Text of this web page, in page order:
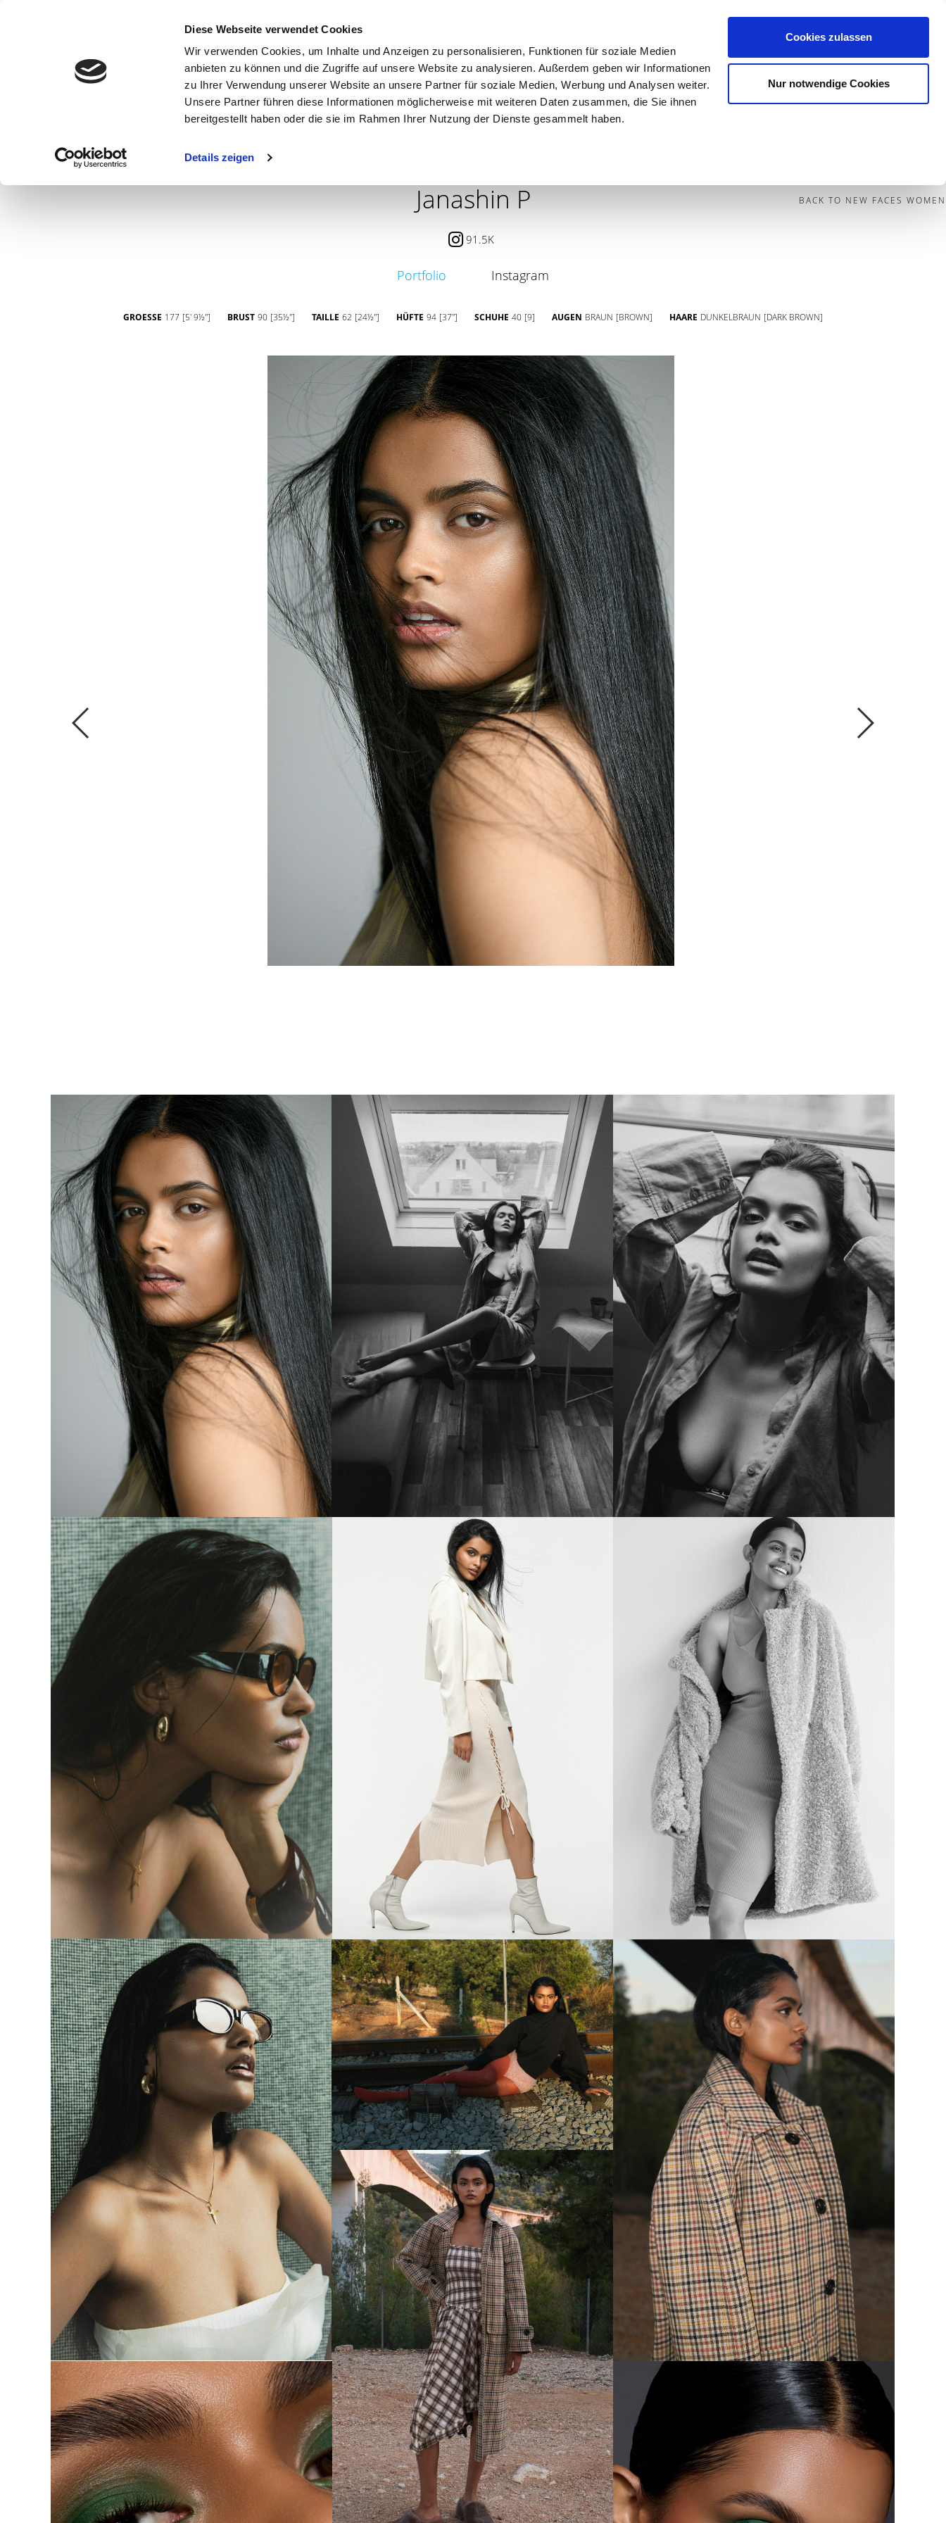
Diese Webseite verwendet Cookies
Wir verwenden Cookies, um Inhalte und Anzeigen zu personalisieren, Funktionen für soziale Medien
anbieten zu können und die Zugriffe auf unsere Website zu analysieren. Außerdem geben wir Informationen
zu Ihrer Verwendung unserer Website an unsere Partner für soziale Medien, Werbung und Analysen weiter.
Unsere Partner führen diese Informationen möglicherweise mit weiteren Daten zusammen, die Sie ihnen
bereitgestellt haben oder die sie im Rahmen Ihrer Nutzung der Dienste gesammelt haben.
Details zeigen
Cookies zulassen
Nur notwendige Cookies
Contact
MAIN BOARD
NEW FACES
Janashin P BACK TO NEW FACES WOMEN
91.5K
Portfolio Instagram
GROESSE 177 [5' 9½''] BRUST 90 [35½''] TAILLE 62 [24½''] HÜFTE 94 [37''] SCHUHE 40 [9] AUGEN BRAUN [BROWN] HAARE DUNKELBRAUN [DARK BROWN]